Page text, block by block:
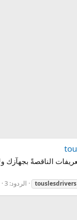
touslesdrivers الردود: 3